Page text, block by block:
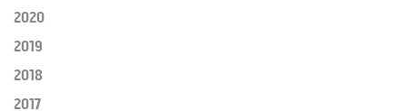
2020
2019
2018
2017